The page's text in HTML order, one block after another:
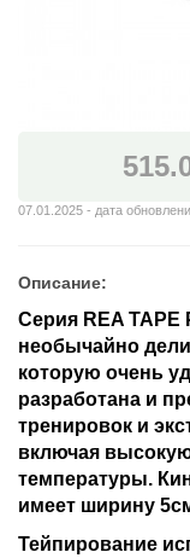
07.01.2025 - дата
Описание:
Серия REA TAPE
необычайно
которую очень
разработана и
тренировок и
включая
температуры.
имеет ширину
Тейпирование